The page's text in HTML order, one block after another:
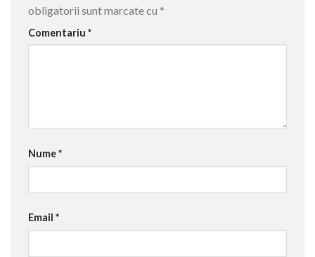
obligatorii sunt marcate cu *
Comentariu *
Nume*
Email *